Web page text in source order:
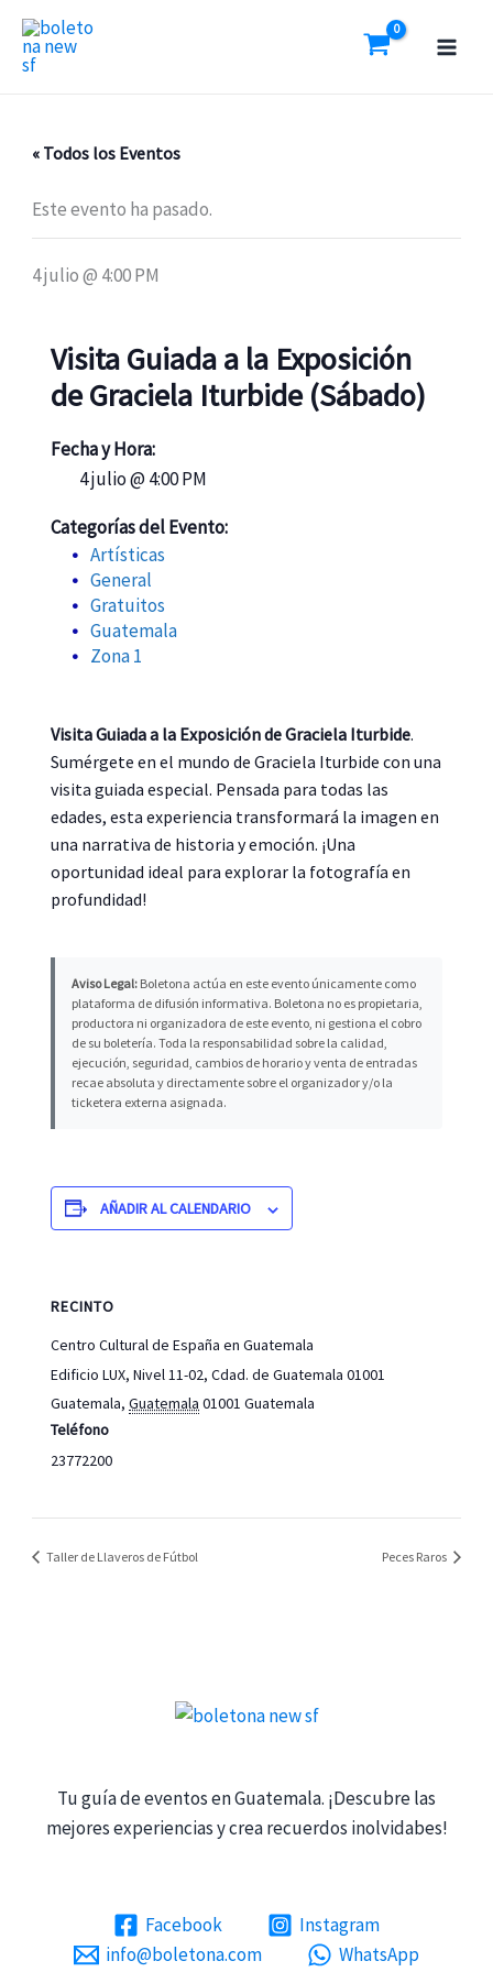
contenido
« Todos los Eventos
Este evento ha pasado.
4 julio @ 4:00 PM
Visita Guiada a la Exposición
de Graciela Iturbide (Sábado)
Fecha y Hora:
4 julio @ 4:00 PM
Categorías del Evento:
Artísticas
General
Gratuitos
Guatemala
Zona 1
Visita Guiada a la Exposición de Graciela Iturbide.
Sumérgete en el mundo de Graciela Iturbide con una
visita guiada especial. Pensada para todas las
edades, esta experiencia transformará la imagen en
una narrativa de historia y emoción. ¡Una
oportunidad ideal para explorar la fotografía en
profundidad!
Aviso Legal: Boletona actúa en este evento únicamente como
plataforma de difusión informativa. Boletona no es propietaria,
productora ni organizadora de este evento, ni gestiona el cobro
de su boletería. Toda la responsabilidad sobre la calidad,
ejecución, seguridad, cambios de horario y venta de entradas
recae absoluta y directamente sobre el organizador y/o la
ticketera externa asignada.
AÑADIR AL CALENDARIO
RECINTO
Centro Cultural de España en Guatemala
Edificio LUX, Nivel 11-02, Cdad. de Guatemala 01001
Guatemala, Guatemala 01001 Guatemala
Teléfono
23772200
Taller de Llaveros de Fútbol Peces Raros
Tu guía de eventos en Guatemala. ¡Descubre las
mejores experiencias y crea recuerdos inolvidabes!
Facebook
Instagram
info@boletona.com
WhatsApp